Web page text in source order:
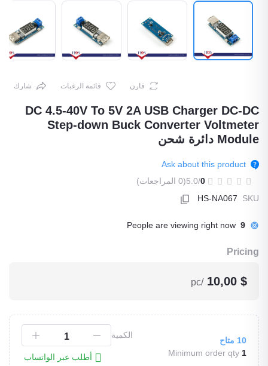
قارن قائمة الرغبات شارك
DC 4.5-40V To 5V 2A USB Charger DC-DC
Step-down Buck Converter Voltmeter
Module دائرة شحن
Ask about this product
0
/5.0
(0 المراجعات)
SKU
HS-NA067
9
People are viewing right now
Pricing
$ 10,00
/pc
10 متاح
Minimum order qty 1
الكمية
أطلب عبر الواتساب